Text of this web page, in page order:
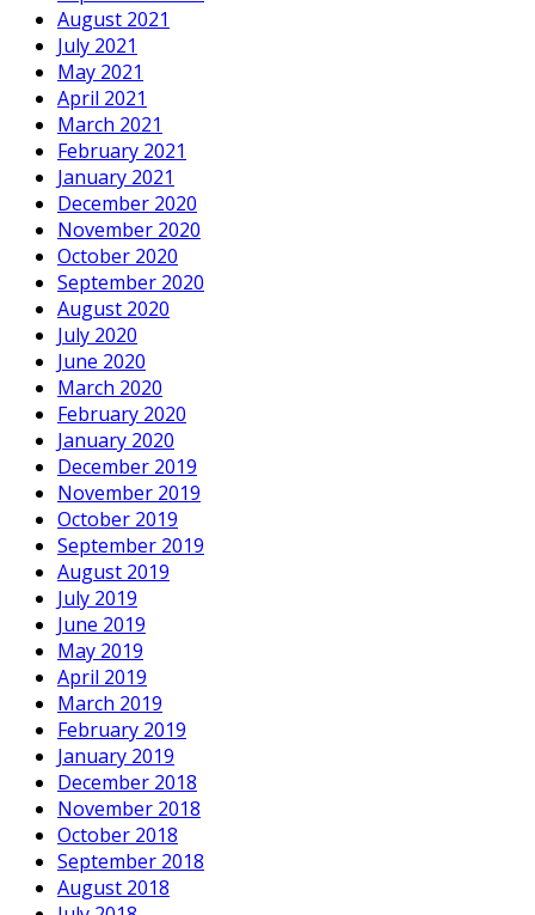
August 2021
July 2021
May 2021
April 2021
March 2021
February 2021
January 2021
December 2020
November 2020
October 2020
September 2020
August 2020
July 2020
June 2020
March 2020
February 2020
January 2020
December 2019
November 2019
October 2019
September 2019
August 2019
July 2019
June 2019
May 2019
April 2019
March 2019
February 2019
January 2019
December 2018
November 2018
October 2018
September 2018
August 2018